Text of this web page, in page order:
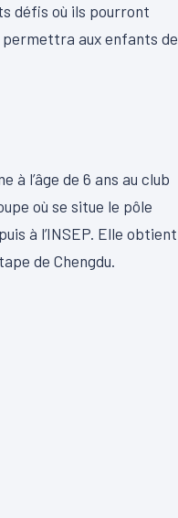
défis où ils pourront
aux enfants de
à l’âge de 6 ans au club
où se situe le pôle
à l’INSEP. Elle obtient
de Chengdu.